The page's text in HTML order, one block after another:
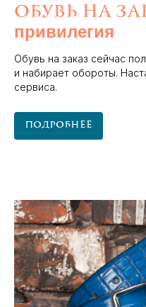
Обувь на
привилегия
Обувь на заказ сейчас
и набирает обороты.
сервиса.
Подробнее